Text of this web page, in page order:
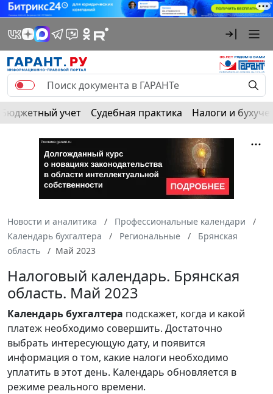
Бюджетный учет Судебная практика Налоги и
Новости и аналитика
Профессиональные календари
Календарь бухгалтера
Региональные
Брянская
область
Май 2023
Налоговый календарь. Брянская
область. Май 2023
Календарьбухгалтера подскажет, когда и какой
платеж необходимо совершить. Достаточно
выбрать интересующую дату, и появится
информация о том, какие налоги необходимо
уплатить в этот день. Календарь обновляется в
режиме реального времени.